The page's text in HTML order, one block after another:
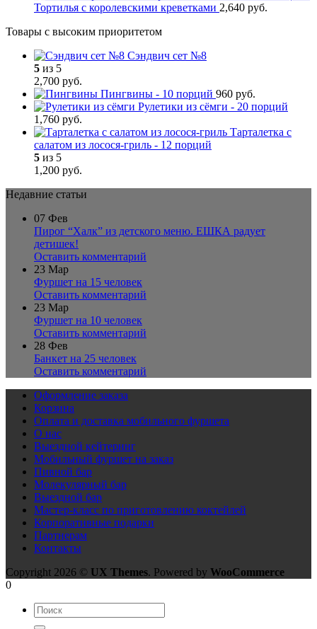
Тортилья с королевскими креветками 2,640 руб.
Товары с высоким приоритетом
Сэндвич сет №8
5 из 5
2,700 руб.
Пингвины - 10 порций 960 руб.
Рулетики из сёмги - 20 порций
1,760 руб.
Тарталетка с
салатом из лосося-гриль - 12 порций
5 из 5
1,200 руб.
Недавние статьи
07 Фев
Пирог “Халк” из детского меню. ЕШКА радует
детишек!
Оставить комментарий
23 Мар
Фуршет на 15 человек
Оставить комментарий
23 Мар
Фуршет на 10 человек
Оставить комментарий
28 Фев
Банкет на 25 человек
Оставить комментарий
Оформление заказа
Корзина
Оплата и доставка мобильного фуршета
О нас
Выездной кейтеринг
Мобильный фуршет на заказ
Пивной бар
Молекулярный бар
Выездной бар
Мастер-класс по приготовлению коктейлей
Корпоративные подарки
Партнерам
Контакты
Copyright 2026 © UX Themes. Powered by WooCommerce
0